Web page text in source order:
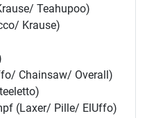
Teahupoo)
Krause)
Chainsaw/ Overall)
(Laxer/ Pille/ ElUffo)